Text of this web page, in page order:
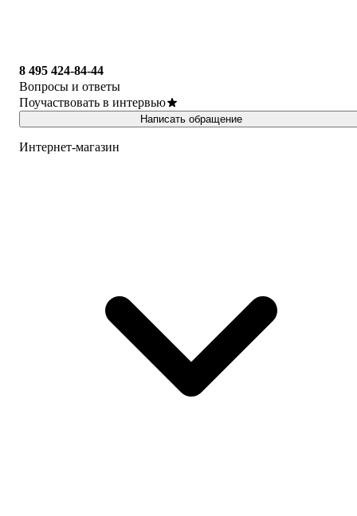
8 495 424-84-44
Вопросы и ответы
Поучаствовать в интервью
Написать обращение
Интернет-магазин